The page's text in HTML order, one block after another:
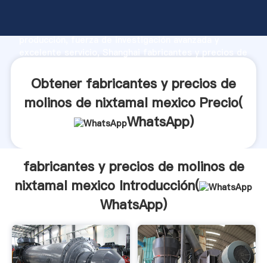
producción, fuerza de investigación avanzada y
aporta valores a todos los clientes.
Obtener fabricantes y precios de
molinos de nixtamal mexico Precio(
WhatsApp)
fabricantes y precios de molinos de
nixtamal mexico Introducción(
WhatsApp)